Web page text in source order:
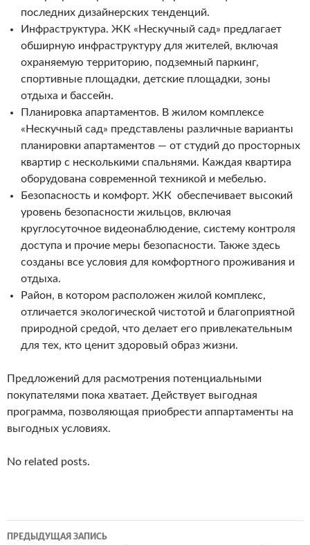
последних дизайнерских тенденций.
Инфраструктура. ЖК «Нескучный сад» предлагает
обширную инфраструктуру для жителей, включая
охраняемую территорию, подземный паркинг,
спортивные площадки, детские площадки, зоны
отдыха и бассейн.
Планировка апартаментов. В жилом комплексе
«Нескучный сад» представлены различные варианты
планировки апартаментов — от студий до просторных
квартир с несколькими спальнями. Каждая квартира
оборудована современной техникой и мебелью.
Безопасность и комфорт. ЖК обеспечивает высокий
уровень безопасности жильцов, включая
круглосуточное видеонаблюдение, систему контроля
доступа и прочие меры безопасности. Также здесь
созданы все условия для комфортного проживания и
отдыха.
Район, в котором расположен жилой комплекс,
отличается экологической чистотой и благоприятной
природной средой, что делает его привлекательным
для тех, кто ценит здоровый образ жизни.
Предложений для расмотрения потенциальными
покупателями пока хватает. Действует выгодная
программа, позволяющая приобрести аппартаменты на
выгодных условиях.
No related posts.
Навигация
ПРЕДЫДУЩАЯ ЗАПИСЬ